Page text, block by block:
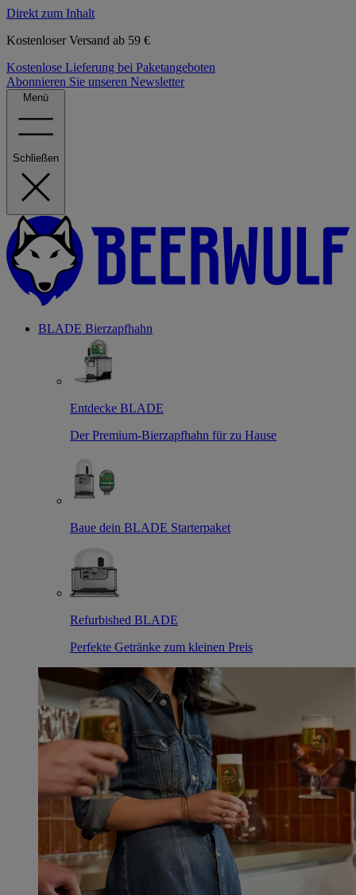
Direkt zum Inhalt
Kostenloser Versand ab 59 €
Kostenlose Lieferung bei Paketangeboten
Abonnieren Sie unseren Newsletter
Menü
Schließen
BLADE Bierzapfhahn
Entdecke BLADE
Der Premium-Bierzapfhahn für zu Hause
Baue dein BLADE Starterpaket
Refurbished BLADE
Perfekte Getränke zum kleinen Preis